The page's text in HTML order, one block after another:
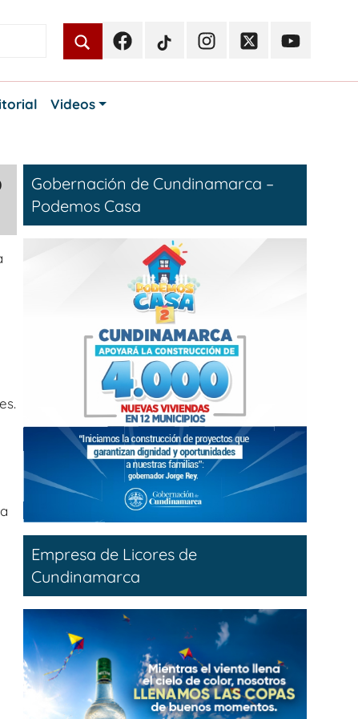
FacebookTikTokInstagramTwitterYoutube
Videos
Gobernación de Cundinamarca –
Podemos Casa
Empresa de Licores de
Cundinamarca